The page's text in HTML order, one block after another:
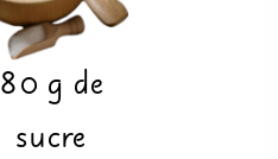
80 g de
sucre